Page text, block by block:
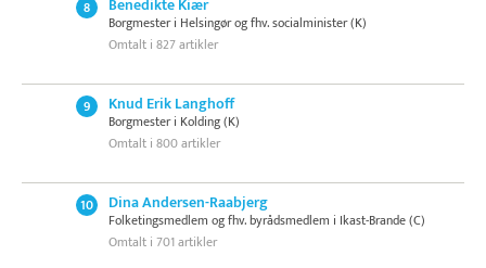
8
Borgmester i Helsingør og fhv. socialminister (K)
Omtalt i 827 artikler
9 Knud Erik Langhoff
Borgmester i Kolding (K)
Omtalt i 800 artikler
10 Dina Andersen-Raabjerg
Folketingsmedlem og fhv. byrådsmedlem i Ikast-Brande (C)
Omtalt i 701 artikler